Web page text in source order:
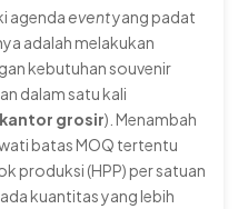
agendaeventyang padat
adalah melakukan
kebutuhan souvenir
dalam satu kali
grosir). Menambah
batas MOQ tertentu
produksi (HPP) per satuan
kuantitas yang lebih